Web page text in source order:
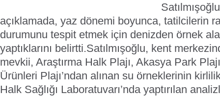
açıklamada, yaz dönemi boyunca, tatilcilerin
durumunu tespit etmek için denizden örnek
yaptıklarını belirtti.Satılmışoğlu, kent
mevkii, Araştırma Halk Plajı, Akasya Park
Ürünleri Plajı’ndan alınan su örneklerinin
Halk Sağlığı Laboratuvarı’nda yaptırılan